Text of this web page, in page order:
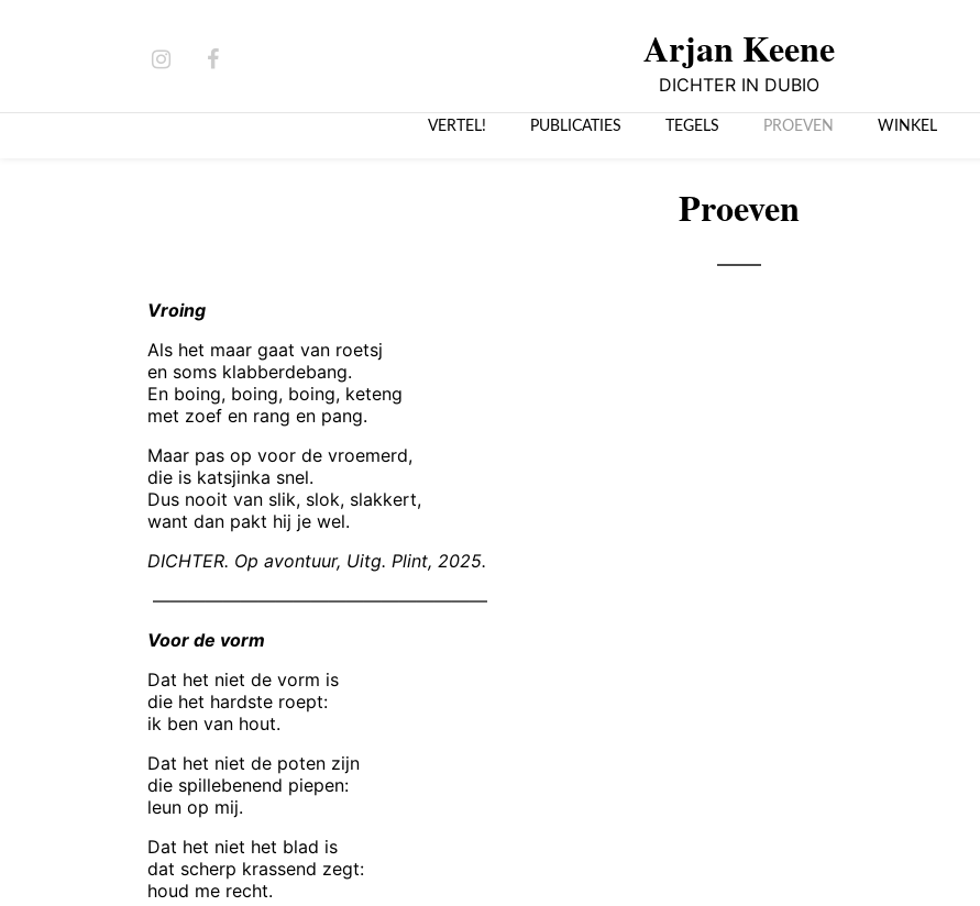
Arjan Keene
DICHTER IN DUBIO
Search
VERTEL! PUBLICATIES TEGELS PROEVEN WINKEL
Proeven
Vroing
Als het maar gaat van roetsj
en soms klabberdebang.
En boing, boing, boing, keteng
met zoef en rang en pang.
Maar pas op voor de vroemerd,
die is katsjinka snel.
Dus nooit van slik, slok, slakkert,
want dan pakt hij je wel.
DICHTER. Op avontuur, Uitg. Plint, 2025.
———————————————————
Voor de vorm
Dat het niet de vorm is
die het hardste roept:
ik ben van hout.
Dat het niet de poten zijn
die spillebenend piepen:
leun op mij.
Dat het niet het blad is
dat scherp krassend zegt:
houd me recht.